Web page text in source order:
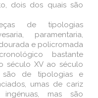
dois dos quais são
de tipologias
paramentaria,
e policromada
bastante
século XV ao século
são de tipologias e
umas de cariz
mas são